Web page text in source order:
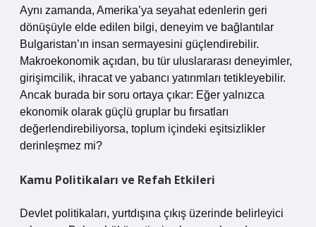
Aynı zamanda, Amerika’ya seyahat edenlerin geri
dönüşüyle elde edilen bilgi, deneyim ve bağlantılar
Bulgaristan’ın insan sermayesini güçlendirebilir.
Makroekonomik açıdan, bu tür uluslararası deneyimler,
girişimcilik, ihracat ve yabancı yatırımları tetikleyebilir.
Ancak burada bir soru ortaya çıkar: Eğer yalnızca
ekonomik olarak güçlü gruplar bu fırsatları
değerlendirebiliyorsa, toplum içindeki eşitsizlikler
derinleşmez mi?
Kamu Politikaları ve Refah Etkileri
Devlet politikaları, yurtdışına çıkış üzerinde belirleyici